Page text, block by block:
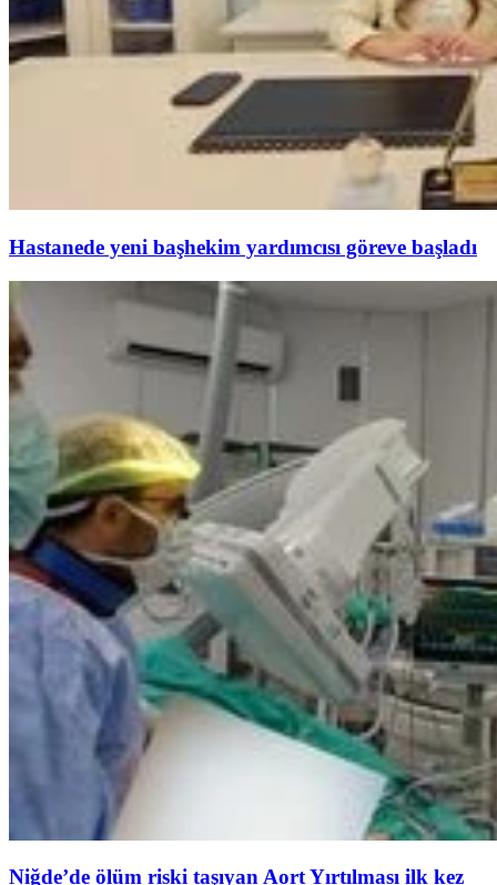
Hastanede yeni başhekim yardımcısı göreve başladı
Niğde’de ölüm riski taşıyan Aort Yırtılması ilk kez